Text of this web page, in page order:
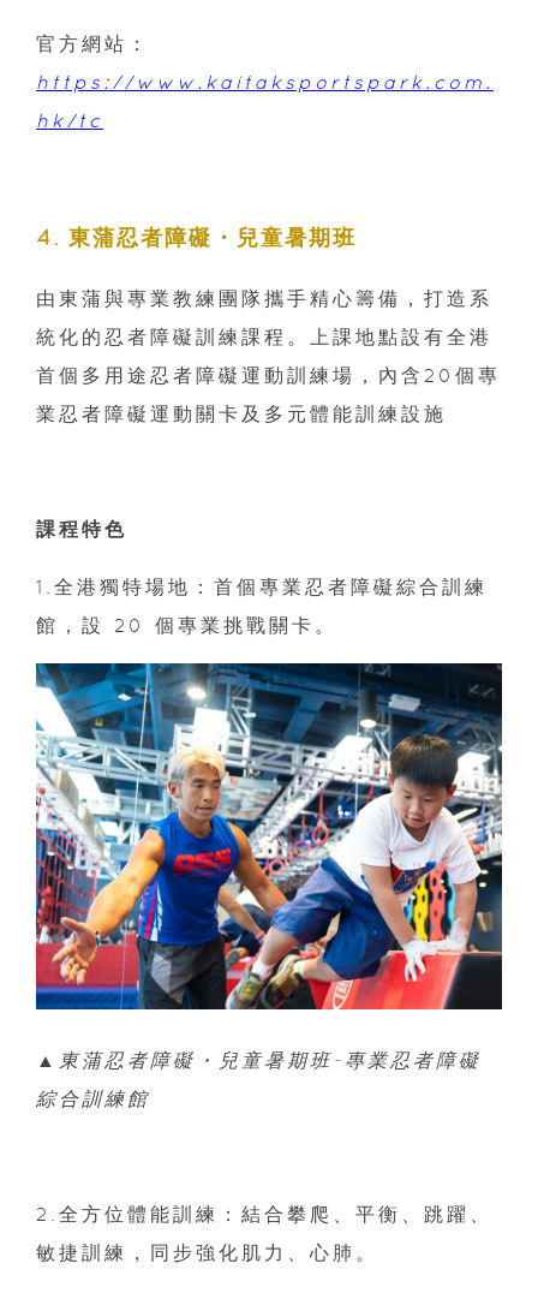
官方網站：
https://www.kaitaksportspark.com.
hk/tc
4. 東蒲忍者障礙・兒童暑期班
由東蒲與專業教練團隊攜手精心籌備，打造系
統化的忍者障礙訓練課程。上課地點設有全港
首個多用途忍者障礙運動訓練場，內含20個專
業忍者障礙運動關卡及多元體能訓練設施
課程特色
1.全港獨特場地：首個專業忍者障礙綜合訓練
館，設 20 個專業挑戰關卡。
▲東蒲忍者障礙・兒童暑期班-專業忍者障礙
綜合訓練館
2.全方位體能訓練：結合攀爬、平衡、跳躍、
敏捷訓練，同步強化肌力、心肺。